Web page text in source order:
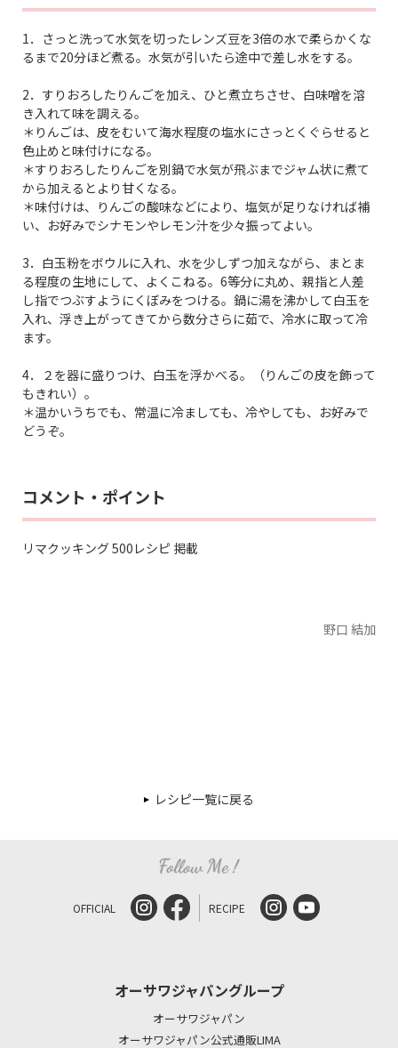
1．さっと洗って水気を切ったレンズ豆を3倍の水で柔らかくな
るまで20分ほど煮る。水気が引いたら途中で差し水をする。
2．すりおろしたりんごを加え、ひと煮立ちさせ、白味噌を溶
き入れて味を調える。
＊りんごは、皮をむいて海水程度の塩水にさっとくぐらせると
色止めと味付けになる。
＊すりおろしたりんごを別鍋で水気が飛ぶまでジャム状に煮て
から加えるとより甘くなる。
＊味付けは、りんごの酸味などにより、塩気が足りなければ補
い、お好みでシナモンやレモン汁を少々振ってよい。
3．白玉粉をボウルに入れ、水を少しずつ加えながら、まとま
る程度の生地にして、よくこねる。6等分に丸め、親指と人差
し指でつぶすようにくぼみをつける。鍋に湯を沸かして白玉を
入れ、浮き上がってきてから数分さらに茹で、冷水に取って冷
ます。
4．２を器に盛りつけ、白玉を浮かべる。（りんごの皮を飾って
もきれい）。
＊温かいうちでも、常温に冷ましても、冷やしても、お好みで
どうぞ。
コメント・ポイント
リマクッキング 500レシピ 掲載
野口 結加
レシピ一覧に戻る
OFFICIAL RECIPE
オーサワジャパングループ
オーサワジャパン
オーサワジャパン公式通販LIMA